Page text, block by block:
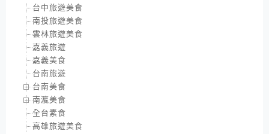
台中旅遊美食
南投旅遊美食
雲林旅遊美食
嘉義旅遊
嘉義美食
台南旅遊
台南美食
南瀛美食
全台素食
高雄旅遊美食